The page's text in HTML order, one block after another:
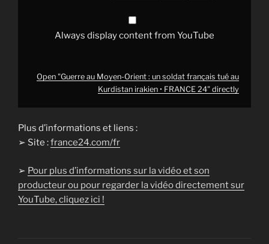
Always display content from YouTube
Open "Guerre au Moyen-Orient : un soldat français tué au
Kurdistan irakien • FRANCE 24" directly
Plus d’informations et liens :
➢ Site :france24.com/fr
➢ Pour plus d’informations sur la vidéo et son
producteur ou pour regarder la vidéo directement sur
YouTube, cliquez ici !